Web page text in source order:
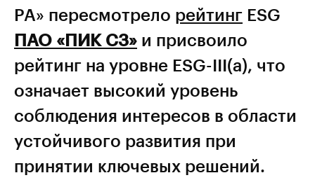
РА» пересмотрело рейтинг ESG
ПАО «ПИК СЗ» и присвоило
рейтинг на уровне ESG-III(a), что
означает высокий уровень
соблюдения интересов в области
устойчивого развития при
принятии ключевых решений.